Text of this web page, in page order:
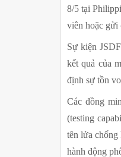
8/5 tại
viên hoặc gửi
Sự kiện
kết quả của
định sự tồn
Các đồng
(testing
tên lửa
hành động